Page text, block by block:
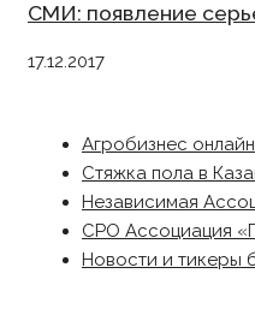
СМИ: появление
17.12.2017
Агробизнес
Стяжка пола в
Независимая
СРО Ассоциация
Новости и тикеры